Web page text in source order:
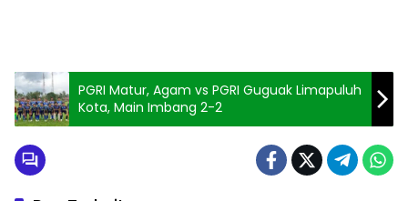
PGRI Matur, Agam vs PGRI Guguak Limapuluh
Kota, Main Imbang 2-2